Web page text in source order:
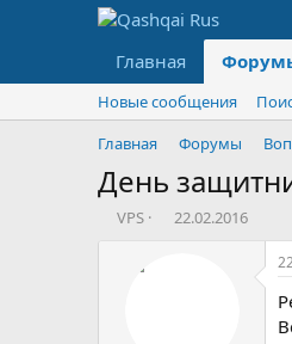
Главная
Новые сообщения
Главная
Форумы
День
А
VPS
Д
22.02.2016